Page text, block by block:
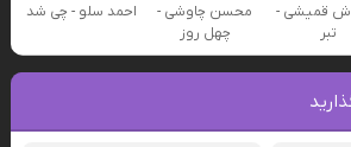
قمیشی -
تبر
محسن چاوشی -
چهل روز
احمد سلو - چی شد